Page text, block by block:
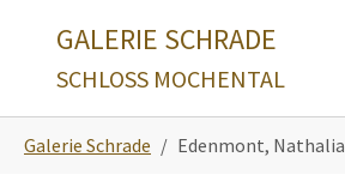
GALERIE SCHRADE
SCHLOSS MOCHENTAL
Galerie Schrade Edenmont, Nathalia